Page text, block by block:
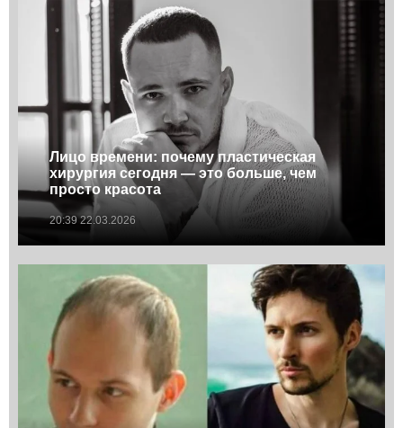
Лицо времени: почему пластическая
хирургия сегодня — это больше, чем
просто красота
20:39 22.03.2026